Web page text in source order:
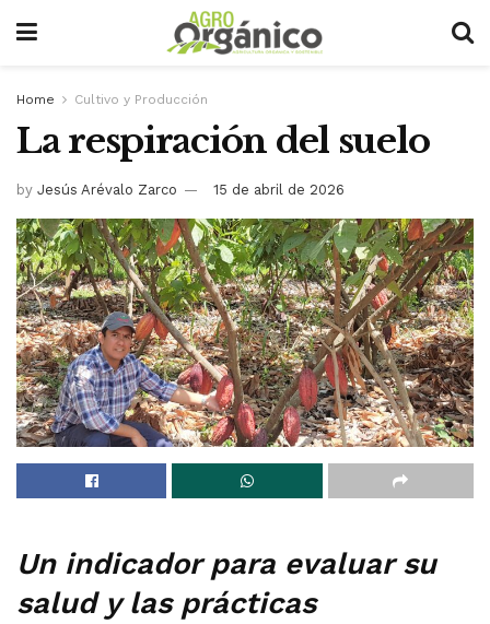
Home Cultivo y Producción
La respiración del suelo
by Jesús Arévalo Zarco 15 de abril de 2026
Un indicador para evaluar su
salud y las prácticas